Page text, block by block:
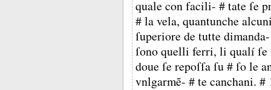
quale con facili- # tate ſe
# la vela, quantunche
ſuperiore de tutte
ſono quelli ferri, li qualí
doue ſe repoſſa ſu # ſo
vnlgarmẽ- # te canchani.